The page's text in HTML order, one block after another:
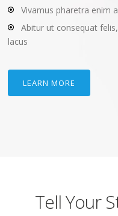
Vivamus pharetra enim
Abitur ut consequat
lacus
LEARN MORE
Tell Your